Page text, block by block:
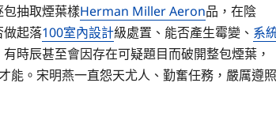
抽取煙葉樣Herman Miller Aeron品，在陰
做起落100室內設計級處置、能否產生霉變、 系
時辰甚至會因存在可疑題目而破開整包煙葉，
能。宋明燕一直怨天尤人、勤奮任務，嚴厲遵照